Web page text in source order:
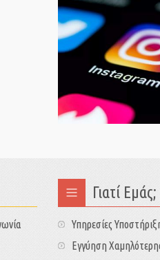
Γιατί Εμάς;
Υπηρεσίες
Εγγύηση